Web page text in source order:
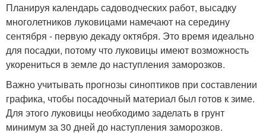
Планируя календарь садоводческих работ, высадку
многолетников луковицами намечают на середину
сентября - первую декаду октября. Это время идеально
для посадки, потому что луковицы имеют возможность
укорениться в земле до наступления заморозков.
Важно учитывать прогнозы синоптиков при составлении
графика, чтобы посадочный материал был готов к зиме.
Для этого луковицы необходимо заделать в грунт
минимум за 30 дней до наступления заморозков.